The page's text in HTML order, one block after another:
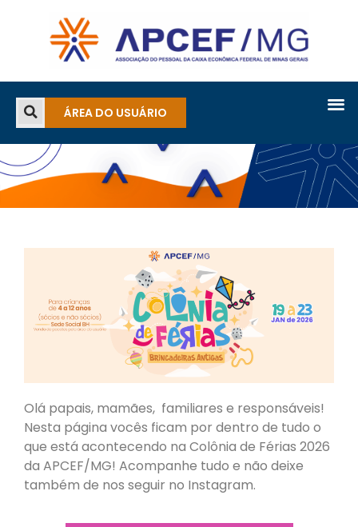
ÁREA DO USUÁRIO
Olá papais, mamães, familiares e responsáveis!
Nesta página vocês ficam por dentro de tudo o
que está acontecendo na Colônia de Férias 2026
da APCEF/MG! Acompanhe tudo e não deixe
também de nos seguir no Instagram.